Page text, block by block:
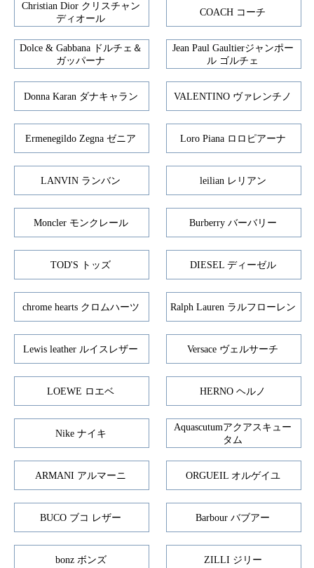
Christian Dior クリスチャン
ディオール
COACH コーチ
Dolce & Gabbana ドルチェ＆
ガッパーナ
Jean Paul Gaultierジャンポー
ル ゴルチェ
Donna Karan ダナキャラン VALENTINO ヴァレンチノ
Ermenegildo Zegna ゼニア Loro Piana ロロピアーナ
LANVIN ランバン leilian レリアン
Moncler モンクレール Burberry バーバリー
TOD'S トッズ DIESEL ディーゼル
chrome hearts クロムハーツ Ralph Lauren ラルフローレン
Lewis leather ルイスレザー Versace ヴェルサーチ
LOEWE ロエベ HERNO ヘルノ
Nike ナイキ
Aquascutumアクアスキュー
タム
ARMANI アルマーニ ORGUEIL オルゲイユ
BUCO ブコ レザー Barbour バブアー
bonz ボンズ ZILLI ジリー